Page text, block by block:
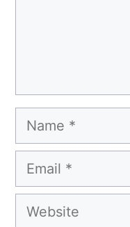
Name
Email
Website